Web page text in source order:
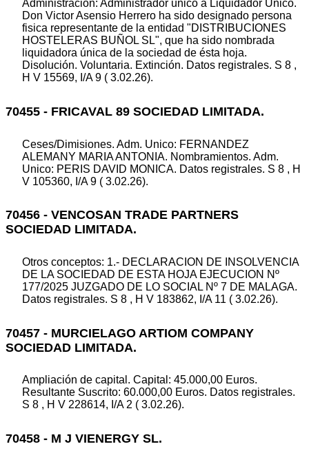
Administración: Administrador único a Liquidador Unico.
Don Victor Asensio Herrero ha sido designado persona
fisica representante de la entidad "DISTRIBUCIONES
HOSTELERAS BUÑOL SL", que ha sido nombrada
liquidadora única de la sociedad de ésta hoja.
Disolución. Voluntaria. Extinción. Datos registrales. S 8 ,
H V 15569, I/A 9 ( 3.02.26).
70455 - FRICAVAL 89 SOCIEDAD LIMITADA.
Ceses/Dimisiones. Adm. Unico: FERNANDEZ
ALEMANY MARIA ANTONIA. Nombramientos. Adm.
Unico: PERIS DAVID MONICA. Datos registrales. S 8 , H
V 105360, I/A 9 ( 3.02.26).
70456 - VENCOSAN TRADE PARTNERS
SOCIEDAD LIMITADA.
Otros conceptos: 1.- DECLARACION DE INSOLVENCIA
DE LA SOCIEDAD DE ESTA HOJA EJECUCION Nº
177/2025 JUZGADO DE LO SOCIAL Nº 7 DE MALAGA.
Datos registrales. S 8 , H V 183862, I/A 11 ( 3.02.26).
70457 - MURCIELAGO ARTIOM COMPANY
SOCIEDAD LIMITADA.
Ampliación de capital. Capital: 45.000,00 Euros.
Resultante Suscrito: 60.000,00 Euros. Datos registrales.
S 8 , H V 228614, I/A 2 ( 3.02.26).
70458 - M J VIENERGY SL.